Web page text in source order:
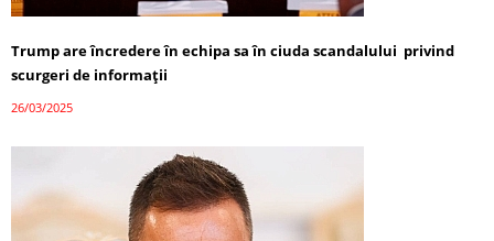
Trump are încredere în echipa sa în ciuda scandalului privind
scurgeri de informații
26/03/2025